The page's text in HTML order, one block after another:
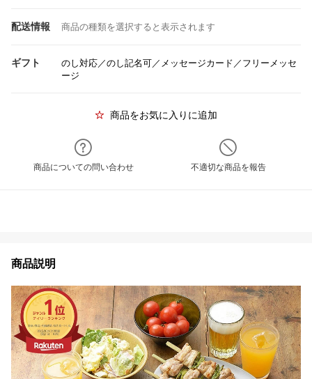
配送情報 商品の種類を選択すると表示されます
ギフト
のし対応／のし記名可／メッセージカード／フリーメッセ
ージ
商品をお気に入りに追加
商品についての問い合わせ 不適切な商品を報告
商品説明